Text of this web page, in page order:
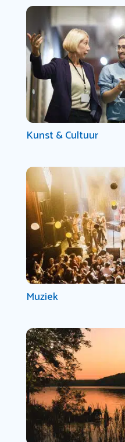
Kunst & Cultuur
Muziek